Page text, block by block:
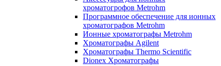
хроматогрофов Metrohm
Программное обеспечение для ионных
хроматографов Metrohm
Ионные хроматографы Metrohm
Хроматографы Agilent
Хроматографы Thermo Scientific
Dionex Хроматографы